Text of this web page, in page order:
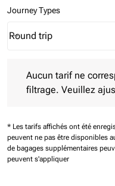
Journey Types
Journey Types option
Round trip
keyboard_arrow_down
Aucun tarif ne
filtrage. Veuillez
* Les tarifs affichés ont été
peuvent ne pas être disponibles
de bagages supplémentaires
peuvent s'appliquer